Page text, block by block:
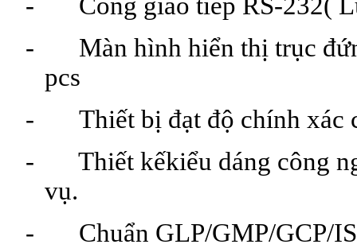
-
Màn hình hiển thị trục
pcs
- Thiết bị đạt độ chính xác
-
Thiết kếkiểu dáng công
vụ.
- Chuẩn GLP/GMP/GCP/